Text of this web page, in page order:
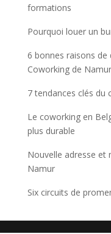
formations
Pourquoi louer un
6 bonnes raisons
Coworking de Namur
7 tendances clés du
Le coworking en
plus durable
Nouvelle adresse et
Namur
Six circuits de